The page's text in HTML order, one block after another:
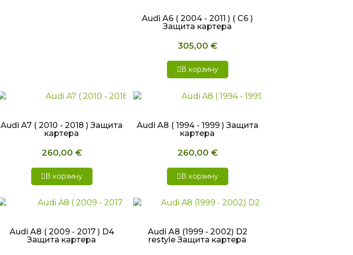
Audi A6 ( 2004 - 2011 ) ( C6 )
Защита картера
305,00 €
В корзину
БЫСТРЫЙ ПРОСМОТР
Audi A7 ( 2010 - 2018 ) Защита
картера
260,00 €
В корзину
БЫСТРЫЙ ПРОСМОТР
Audi A8 ( 1994 - 1999 ) Защита
картера
260,00 €
В корзину
БЫСТРЫЙ ПРОСМОТР
Audi A8 ( 2009 - 2017 ) D4
Защита картера
БЫСТРЫЙ ПРОСМОТР
Audi A8 (1999 - 2002) D2
restyle Защита картера